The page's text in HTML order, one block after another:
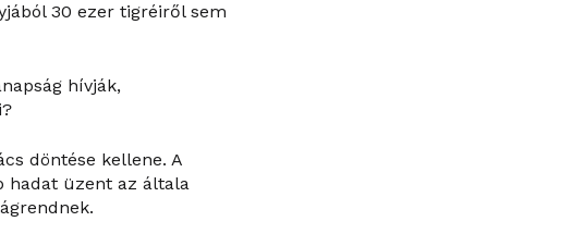
30 ezer tigréiről sem
hívják,
döntése kellene. A
hadat üzent az általa